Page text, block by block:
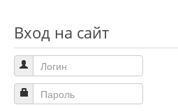
Вход на сайт